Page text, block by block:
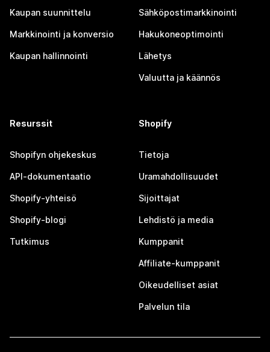
Kaupan suunnittelu
Markkinointi ja konversio
Kaupan hallinnointi
Sähköpostimarkkinointi
Hakukoneoptimointi
Lähetys
Valuutta ja käännös
Resurssit
Shopifyn ohjekeskus
API-dokumentaatio
Shopify-yhteisö
Shopify-blogi
Tutkimus
Shopify
Tietoja
Uramahdollisuudet
Sijoittajat
Lehdistö ja media
Kumppanit
Affiliate-kumppanit
Oikeudelliset asiat
Palvelun tila